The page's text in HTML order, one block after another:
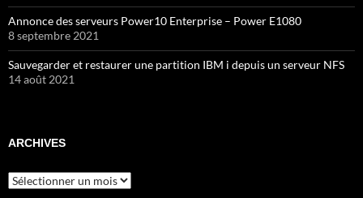
Annonce des serveurs Power10 Enterprise – Power E1080
8 septembre 2021
Sauvegarder et restaurer une partition IBM i depuis un serveur NFS
14 août 2021
ARCHIVES
Archives